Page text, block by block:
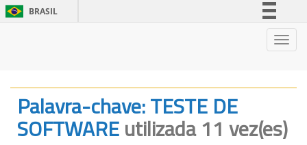
BRASIL
Legislação
Canais
Palavra-chave: TESTE DE
SOFTWAREutilizada 11 vez(es)